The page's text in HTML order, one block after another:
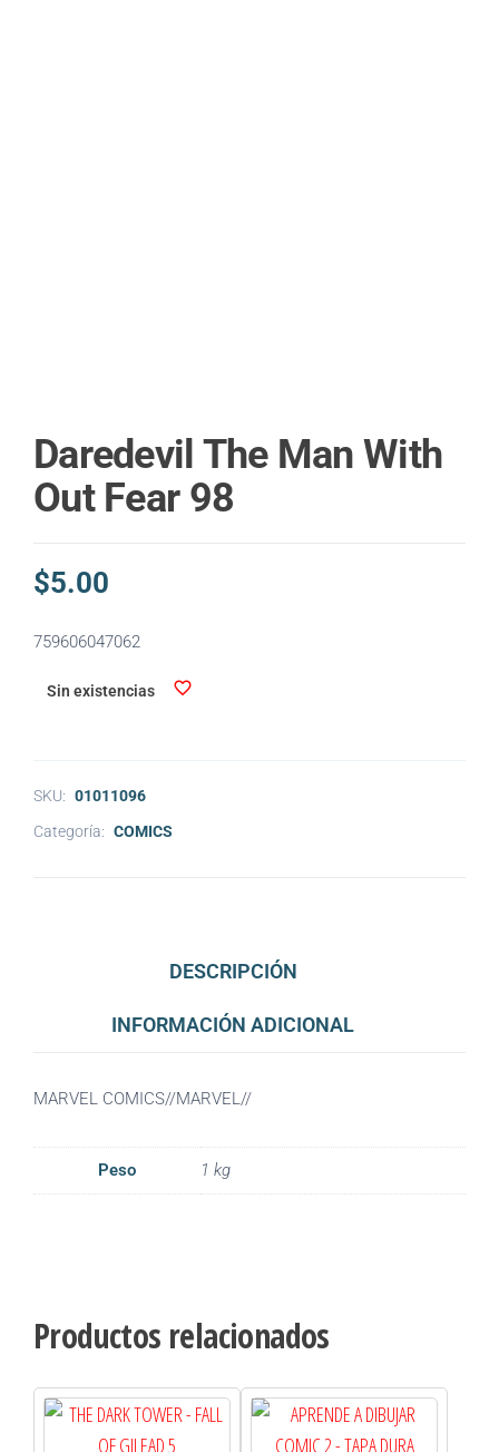
Daredevil The Man With
Out Fear 98
$5.00
759606047062
Sin existencias
SKU: 01011096
Categoría: COMICS
DESCRIPCIÓN
INFORMACIÓN ADICIONAL
MARVEL COMICS//MARVEL//
Peso 1 kg
Productos relacionados